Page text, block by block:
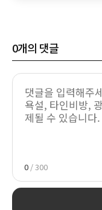
0개의 댓글
0 / 300